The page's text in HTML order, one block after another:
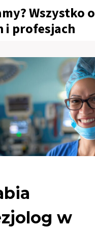
Wszystko o
i profesjach
w